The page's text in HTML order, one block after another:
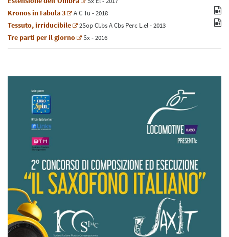
Kronos in Fabula 3 ACTu - 2018
Tessuto, irriducibile 2SopCl.bsACbs Perc L.el- 2013
Tre parti per il giorno Sx- 2016